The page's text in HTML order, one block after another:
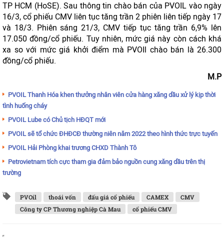
TP HCM (HoSE). Sau thông tin chào bán của PVOIL vào ngày
16/3, cổ phiếu CMV liên tục tăng trần 2 phiên liên tiếp ngày 17
và 18/3. Phiên sáng 21/3, CMV tiếp tục tăng trần 6,9% lên
17.050 đồng/cổ phiếu. Tuy nhiên, mức giá này còn cách khá
xa so với mức giá khởi điểm mà PVOIl chào bán là 26.300
đồng/cổ phiếu.
M.P
PVOIL Thanh Hóa khen thưởng nhân viên cửa hàng xăng dầu xử lý kịp thời
tình huống cháy
PVOIL Lube có Chủ tịch HĐQT mới
PVOIL sẽ tổ chức ĐHĐCĐ thường niên năm 2022 theo hình thức trực tuyến
PVOIL Hải Phòng khai trương CHXD Thành Tô
Petrovietnam tích cực tham gia đảm bảo nguồn cung xăng dầu trên thị
trường
PVOil thoái vốn đấu giá cổ phiếu CAMEX
CMV
Công ty CP Thương nghiệp Cà Mau
cổ phiếu CMV